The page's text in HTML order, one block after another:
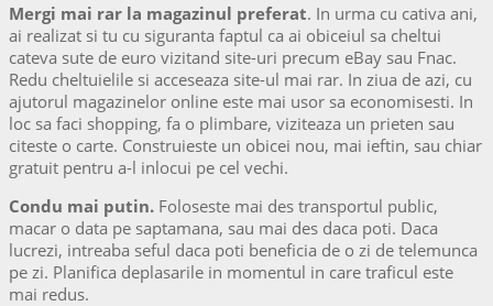
Mergi mai rar la magazinul preferat. In urma cu cativa ani,
ai realizat si tu cu siguranta faptul ca ai obiceiul sa cheltui
cateva sute de euro vizitand site-uri precum eBay sau Fnac.
Redu cheltuielile si acceseaza site-ul mai rar. In ziua de azi, cu
ajutorul magazinelor online este mai usor sa economisesti. In
loc sa faci shopping, fa o plimbare, viziteaza un prieten sau
citeste o carte. Construieste un obicei nou, mai ieftin, sau chiar
gratuit pentru a-l inlocui pe cel vechi.
Condu mai putin. Foloseste mai des transportul public,
macar o data pe saptamana, sau mai des daca poti. Daca
lucrezi, intreaba seful daca poti beneficia de o zi de telemunca
pe zi. Planifica deplasarile in momentul in care traficul este
mai redus.